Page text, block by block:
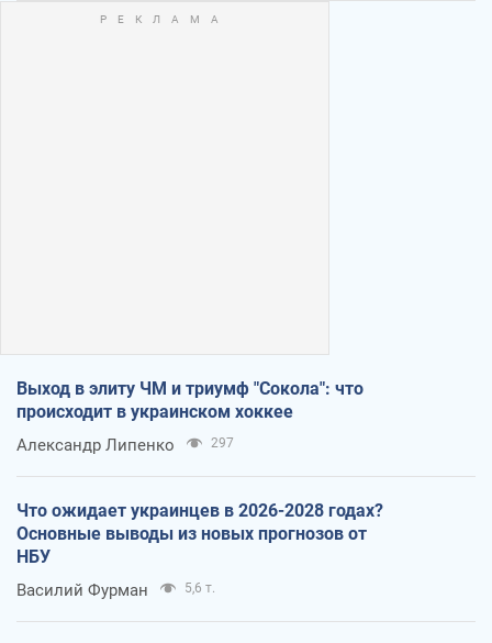
Выход в элиту ЧМ и триумф "Сокола": что
происходит в украинском хоккее
Александр Липенко 297
Что ожидает украинцев в 2026-2028 годах?
Основные выводы из новых прогнозов от
НБУ
Василий Фурман 5,6 т.